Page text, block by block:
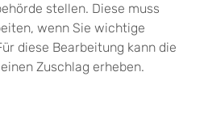
stellen. Diese muss
wenn Sie wichtige
diese Bearbeitung kann die
Zuschlag erheben.